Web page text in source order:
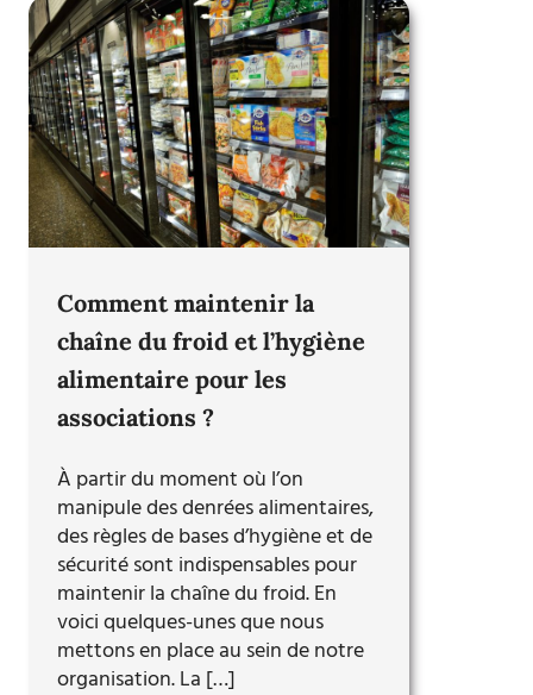
Comment maintenir la
chaîne du froid et l’hygiène
alimentaire pour les
associations ?
À partir du moment où l’on
manipule des denrées alimentaires,
des règles de bases d’hygiène et de
sécurité sont indispensables pour
maintenir la chaîne du froid. En
voici quelques-unes que nous
mettons en place au sein de notre
organisation. La […]